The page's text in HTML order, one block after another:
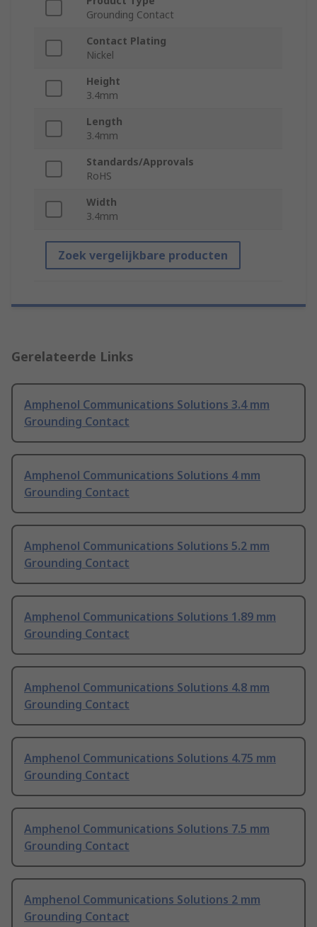
Grounding Contact
Contact Plating
Nickel
Height
3.4mm
Length
3.4mm
Standards/Approvals
RoHS
Width
3.4mm
Zoek vergelijkbare producten
Gerelateerde Links
Amphenol Communications Solutions 3.4 mm
Grounding Contact
Amphenol Communications Solutions 4 mm
Grounding Contact
Amphenol Communications Solutions 5.2 mm
Grounding Contact
Amphenol Communications Solutions 1.89 mm
Grounding Contact
Amphenol Communications Solutions 4.8 mm
Grounding Contact
Amphenol Communications Solutions 4.75 mm
Grounding Contact
Amphenol Communications Solutions 7.5 mm
Grounding Contact
Amphenol Communications Solutions 2 mm
Grounding Contact